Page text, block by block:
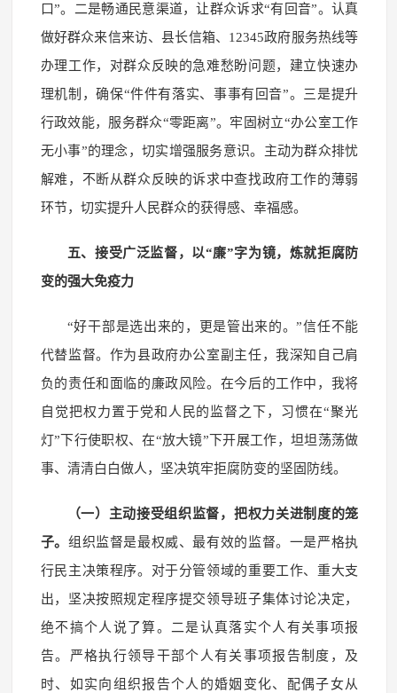
口”。二是畅通民意渠道，让群众诉求“有回音”。认真
做好群众来信来访、县长信箱、12345政府服务热线等
办理工作，对群众反映的急难愁盼问题，建立快速办
理机制，确保“件件有落实、事事有回音”。三是提升
行政效能，服务群众“零距离”。牢固树立“办公室工作
无小事”的理念，切实增强服务意识。主动为群众排忧
解难，不断从群众反映的诉求中查找政府工作的薄弱
环节，切实提升人民群众的获得感、幸福感。
五、接受广泛监督，以“廉”字为镜，炼就拒腐防
变的强大免疫力
“好干部是选出来的，更是管出来的。”信任不能
代替监督。作为县政府办公室副主任，我深知自己肩
负的责任和面临的廉政风险。在今后的工作中，我将
自觉把权力置于党和人民的监督之下，习惯在“聚光
灯”下行使职权、在“放大镜”下开展工作，坦坦荡荡做
事、清清白白做人，坚决筑牢拒腐防变的坚固防线。
（一）主动接受组织监督，把权力关进制度的笼
子。组织监督是最权威、最有效的监督。一是严格执
行民主决策程序。对于分管领域的重要工作、重大支
出，坚决按照规定程序提交领导班子集体讨论决定，
绝不搞个人说了算。二是认真落实个人有关事项报
告。严格执行领导干部个人有关事项报告制度，及
时、如实向组织报告个人的婚姻变化、配偶子女从